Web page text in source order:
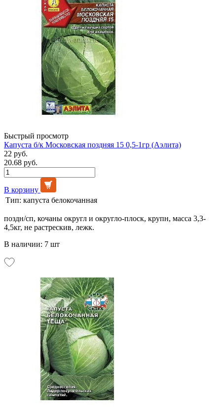
Быстрый просмотр
Капуста б/к Московская поздняя 15 0,5-1гр (Аэлита)
22 руб.
20.68 руб.
В корзину
Тип: капуста белокочанная
поздн/сп, кочаны округл и округло-плоск, крупн, масса 3,3-
4,5кг, не растрескив, лежк.
В наличии: 7 шт